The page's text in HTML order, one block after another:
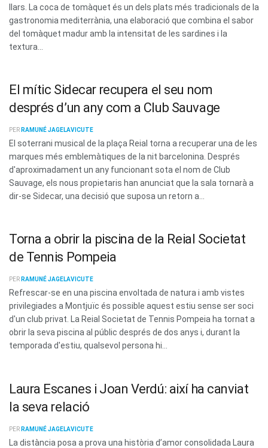
llars. La coca de tomàquet és un dels plats més tradicionals de la
gastronomia mediterrània, una elaboració que combina el sabor
del tomàquet madur amb la intensitat de les sardines i la
textura...
El mític Sidecar recupera el seu nom
després d’un any com a Club Sauvage
PER RAMUNÉ JAGELAVICUTE
El soterrani musical de la plaça Reial torna a recuperar una de les
marques més emblemàtiques de la nit barcelonina. Després
d'aproximadament un any funcionant sota el nom de Club
Sauvage, els nous propietaris han anunciat que la sala tornarà a
dir-se Sidecar, una decisió que suposa un retorn a...
Torna a obrir la piscina de la Reial Societat
de Tennis Pompeia
PER RAMUNÉ JAGELAVICUTE
Refrescar-se en una piscina envoltada de natura i amb vistes
privilegiades a Montjuïc és possible aquest estiu sense ser soci
d'un club privat. La Reial Societat de Tennis Pompeia ha tornat a
obrir la seva piscina al públic després de dos anys i, durant la
temporada d'estiu, qualsevol persona hi...
Laura Escanes i Joan Verdú: així ha canviat
la seva relació
PER RAMUNÉ JAGELAVICUTE
La distància posa a prova una història d’amor consolidada Laura